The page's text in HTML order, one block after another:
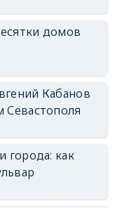
домов
Кабанов
Севастополя
города: как